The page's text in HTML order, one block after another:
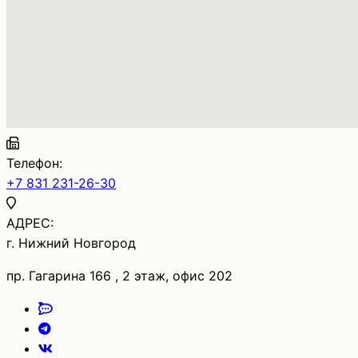
Телефон:
+7 831 231-26-30
АДРЕС:
г. Нижний Новгород
пр. Гагарина 166 , 2 этаж, офис 202